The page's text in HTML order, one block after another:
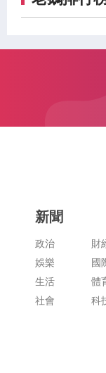
新聞
政治
娛樂
生活
社會
財
國
體
科